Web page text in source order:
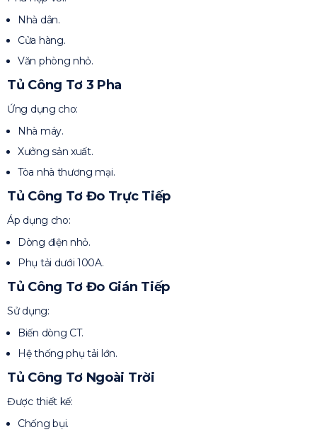
Nhà dân.
Cửa hàng.
Văn phòng nhỏ.
Tủ Công Tơ 3 Pha
Ứng dụng cho:
Nhà máy.
Xưởng sản xuất.
Tòa nhà thương mại.
Tủ Công Tơ Đo Trực Tiếp
Áp dụng cho:
Dòng điện nhỏ.
Phụ tải dưới 100A.
Tủ Công Tơ Đo Gián Tiếp
Sử dụng:
Biến dòng CT.
Hệ thống phụ tải lớn.
Tủ Công Tơ Ngoài Trời
Được thiết kế:
Chống bụi.